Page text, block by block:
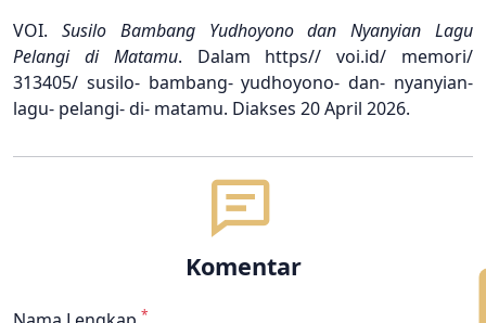
VOI. Susilo Bambang Yudhoyono dan Nyanyian Lagu
Pelangi di Matamu. Dalam https// voi.id/ memori/
313405/ susilo- bambang- yudhoyono- dan- nyanyian-
lagu- pelangi- di- matamu. Diakses 20 April 2026.
Komentar
*